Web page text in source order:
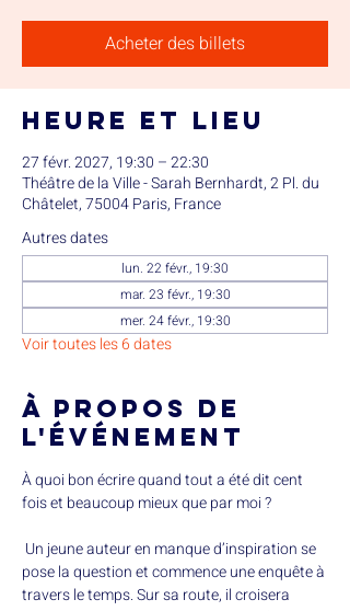
Acheter des billets
Heure et lieu
27 févr. 2027, 19:30 – 22:30
Théâtre de la Ville - Sarah Bernhardt, 2 Pl. du
Châtelet, 75004 Paris, France
Autres dates
lun. 22 févr., 19:30
mar. 23 févr., 19:30
mer. 24 févr., 19:30
Voir toutes les 6 dates
À propos de
l'événement
À quoi bon écrire quand tout a été dit cent
fois et beaucoup mieux que par moi ?
Un jeune auteur en manque d’inspiration se
pose la question et commence une enquête à
travers le temps. Sur sa route, il croisera